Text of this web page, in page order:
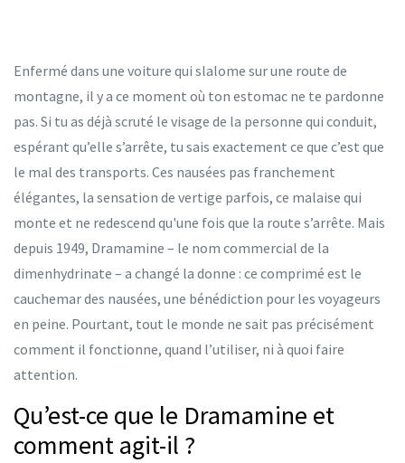
Enfermé dans une voiture qui slalome sur une route de
montagne, il y a ce moment où ton estomac ne te pardonne
pas. Si tu as déjà scruté le visage de la personne qui conduit,
espérant qu’elle s’arrête, tu sais exactement ce que c’est que
le mal des transports. Ces nausées pas franchement
élégantes, la sensation de vertige parfois, ce malaise qui
monte et ne redescend qu'une fois que la route s’arrête. Mais
depuis 1949, Dramamine – le nom commercial de la
dimenhydrinate – a changé la donne : ce comprimé est le
cauchemar des nausées, une bénédiction pour les voyageurs
en peine. Pourtant, tout le monde ne sait pas précisément
comment il fonctionne, quand l’utiliser, ni à quoi faire
attention.
Qu’est-ce que le Dramamine et
comment agit-il ?